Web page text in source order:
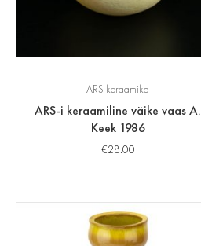
ARS keraamika
ARS-i keraamiline väike vaas A.
Keek 1986
€28.00